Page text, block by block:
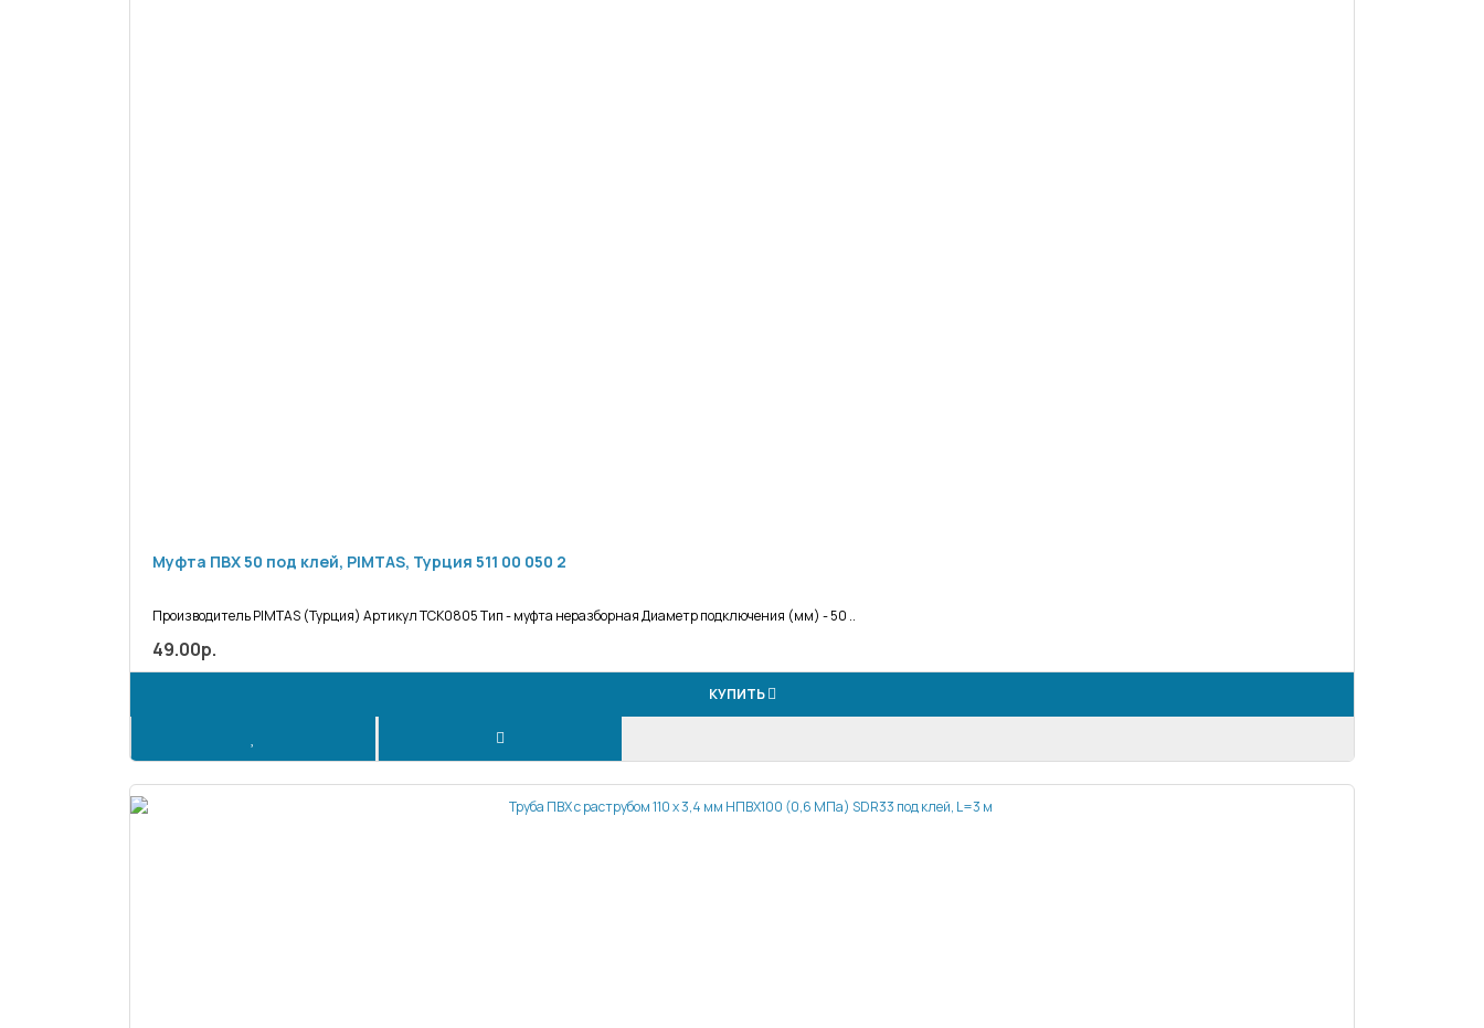
Муфта ПВХ 50 под клей, PIMTAS, Турция 511 00 050 2
Производитель PIMTAS (Турция) Артикул ТСК0805 Тип - муфта неразборная Диаметр подключения (мм) - 50 ..
49.00р.
КУПИТЬ